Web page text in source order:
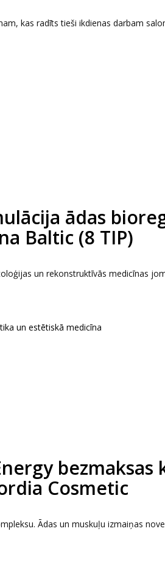
kas radīts tieši ikdienas darbam
ādas
Baltic (8 TIP)
un rekonstruktīvās medicīnas
un estētiskā medicīna
bezmaksas
Cosmetic
Ādas un muskuļu izmaiņas